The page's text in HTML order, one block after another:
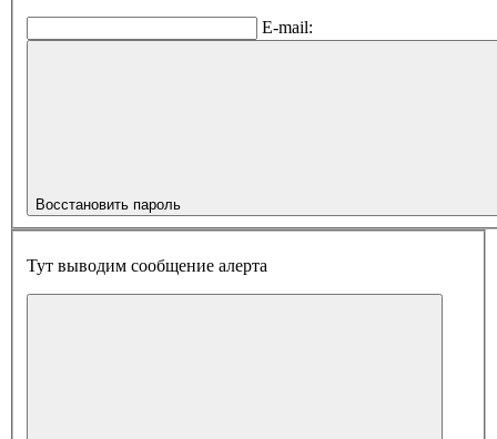
E-mail:
Восстановить пароль
Тут выводим сообщение алерта